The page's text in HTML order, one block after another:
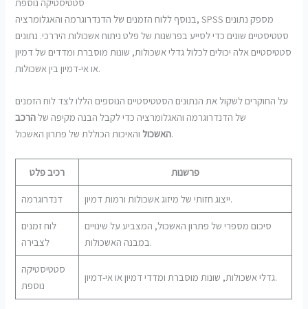
בנוסף ללוח הזמנים של הדנדרוגרמה והאגלומרציה, SPSS מספק נתונים
סטטיסטיים שונים כדי לסייע בפרשנות של פלט ניתוח אשכולות היררכי. נתונים
סטטיסטיים אלה יכולים לכלול גדלי אשכולות, שונות מוסברת ומדדים של דמיון
או אי-דמיון בין אשכולות.
על החוקרים לשקול את הנתונים הסטטיסטיים הנוספים הללו לצד לוח הזמנים
של הדנדרוגרמה והאגלומרציה כדי לקבל הבנה מקיפה של הרכב
האשכולוהאיכות הכוללת של פתרון האשכול.
רכיב פלט פרשנות
דנדרוגרמה ייצוג חזותי של מיזוג אשכולות ורמות דמיון.
לוח זמנים
לצבירה
סיכום מספרי של פתרון האשכול, המצביע על שינויים
במבנה האשכולות.
סטטיסטיקה
נוספת
גדלי אשכולות, שונות מוסברת ומדדי דמיון או אי-דמיון.